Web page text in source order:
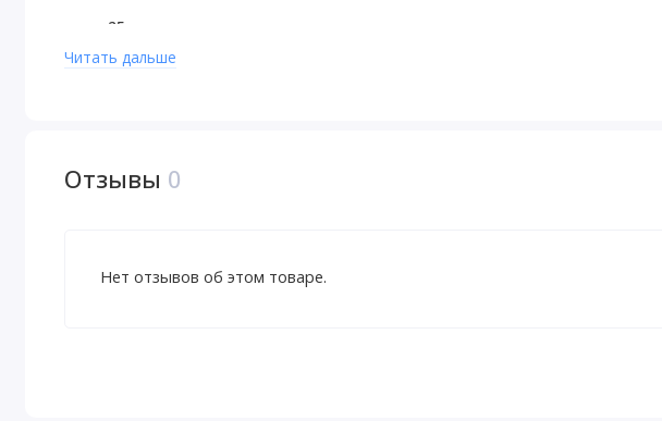
25 г протеина
1 г углеводов
Без ГМО
Читать дальше
Отзывы 0
Нет отзывов об этом товаре.